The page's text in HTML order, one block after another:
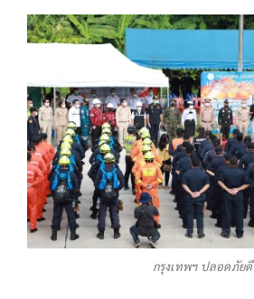
กรุงเทพฯ ปลอดภัยดี